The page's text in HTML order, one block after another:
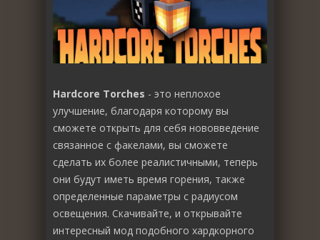
Hardcore Torches - это неплохое
улучшение, благодаря которому вы
сможете открыть для себя нововведение
связанное с факелами, вы сможете
сделать их более реалистичными, теперь
они будут иметь время горения, также
определенные параметры с радиусом
освещения. Скачивайте, и открывайте
интересный мод подобного хардкорного